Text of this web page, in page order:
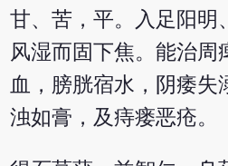
甘、苦，平。入足阳明
风湿而固下焦。能治周
血，膀胱宿水，阴痿失
浊如膏，及痔瘘恶疮。